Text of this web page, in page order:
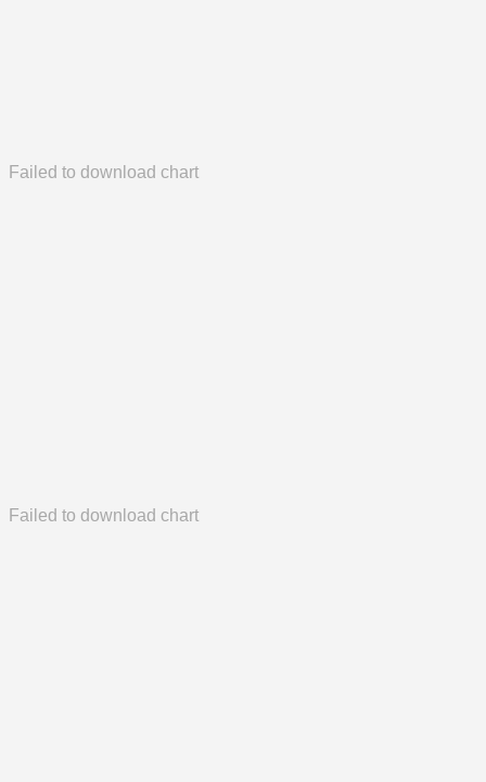
Failed to download chart
Failed to download chart